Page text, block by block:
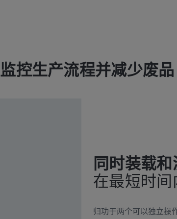
监控生产流程并减少废品
同时装载
在最短时
归功于两个可以独立操